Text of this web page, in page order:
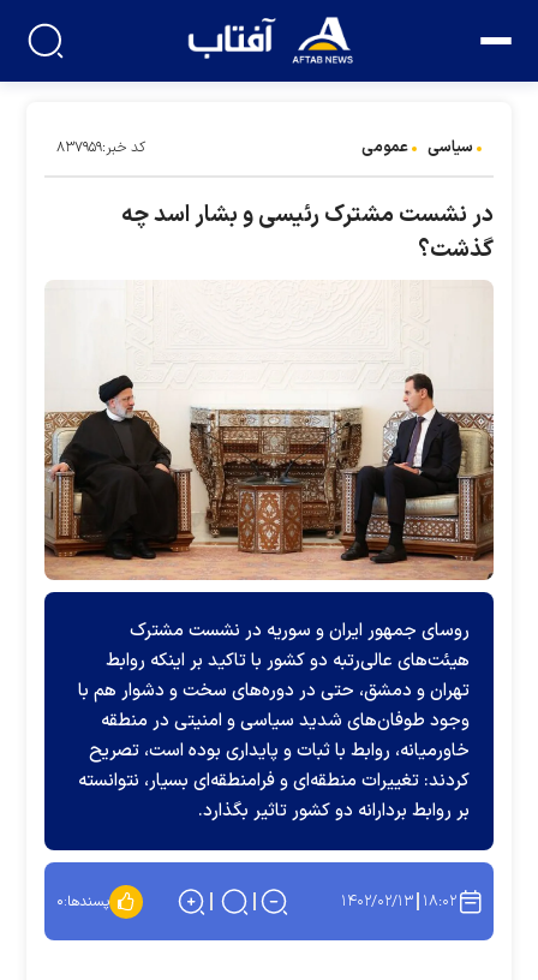
سیاسی عمومی کد خبر:۸۳۷۹۵۹
در نشست مشترک رئیسی و بشار اسد چه
گذشت؟
روسای جمهور ایران و سوریه در نشست مشترک
هیئت‌های عالی‌رتبه دو کشور با تاکید بر اینکه روابط
تهران و دمشق، حتی در دوره‌های سخت و دشوار هم با
وجود طوفان‌های شدید سیاسی و امنیتی در منطقه
خاورمیانه، روابط با ثبات و پایداری بوده است، تصریح
کردند: تغییرات منطقه‌ای و فرامنطقه‌ای بسیار، نتوانسته
بر روابط بردارانه دو کشور تاثیر بگذارد.
۱۸:۰۲ ۱۴۰۲/۰۲/۱۳ پسندها:۰